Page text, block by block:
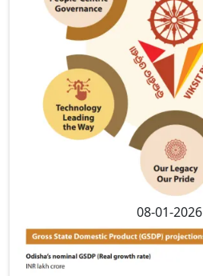
08-01-2026